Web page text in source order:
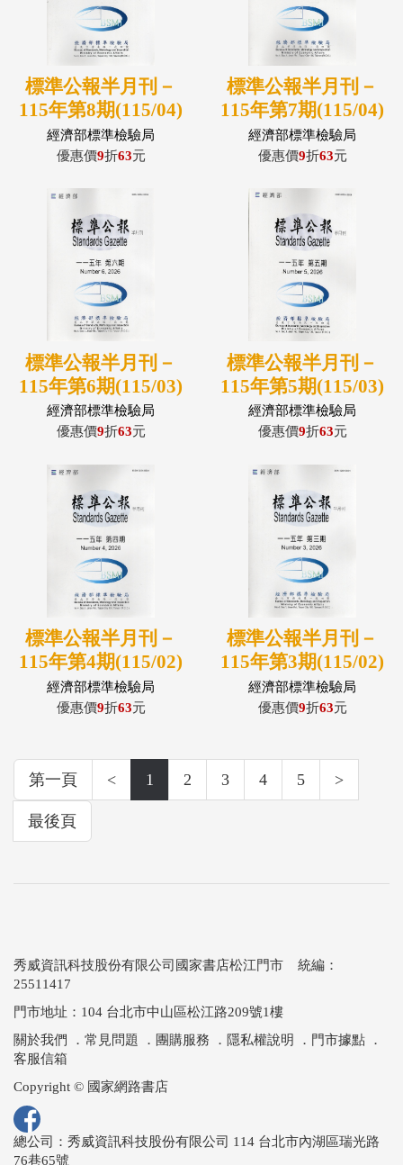
標準公報半月刊－
115年第8期(115/04)
經濟部標準檢驗局
優惠價9折63元
標準公報半月刊－
115年第7期(115/04)
經濟部標準檢驗局
優惠價9折63元
標準公報半月刊－
115年第6期(115/03)
經濟部標準檢驗局
優惠價9折63元
標準公報半月刊－
115年第5期(115/03)
經濟部標準檢驗局
優惠價9折63元
標準公報半月刊－
115年第4期(115/02)
經濟部標準檢驗局
優惠價9折63元
標準公報半月刊－
115年第3期(115/02)
經濟部標準檢驗局
優惠價9折63元
第一頁 < 1 2 3 4 5 >
最後頁
秀威資訊科技股份有限公司國家書店松江門市 統編：
25511417
門市地址：104 台北市中山區松江路209號1樓
關於我們
． 常見問題 ． 團購服務 ． 隱私權說明 ． 門市據點 ．
客服信箱
Copyright © 國家網路書店
總公司：秀威資訊科技股份有限公司 114 台北市內湖區瑞光路
76巷65號